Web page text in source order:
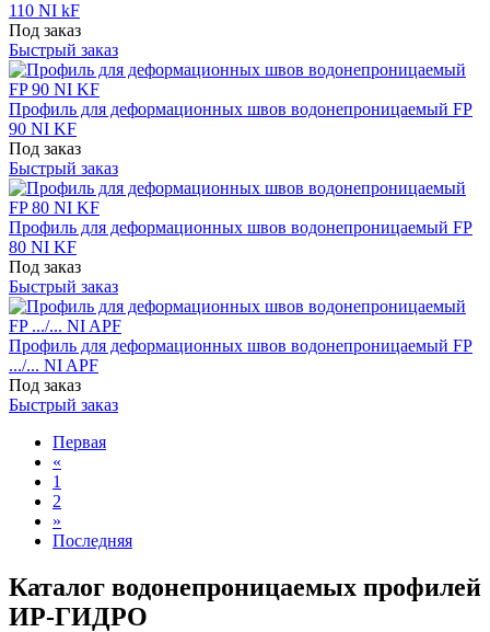
110 NI kF
Под заказ
Быстрый заказ
Профиль для деформационных швов водонепроницаемый FP
90 NI KF
Под заказ
Быстрый заказ
Профиль для деформационных швов водонепроницаемый FP
80 NI KF
Под заказ
Быстрый заказ
Профиль для деформационных швов водонепроницаемый FP
.../... NI APF
Под заказ
Быстрый заказ
Первая
«
1
2
»
Последняя
Каталог водонепроницаемых профилей
ИР-ГИДРО